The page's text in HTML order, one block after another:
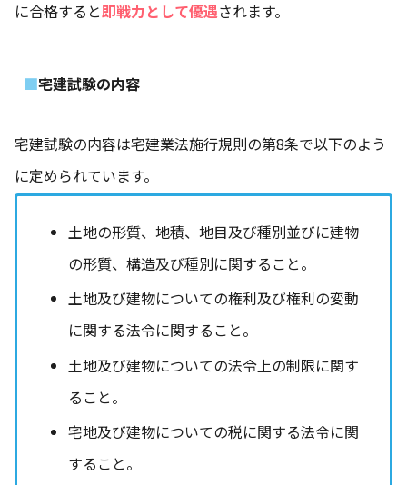
に合格すると即戦力として優遇されます。
宅建試験の内容
宅建試験の内容は宅建業法施行規則の第8条で以下のよう
に定められています。
土地の形質、地積、地目及び種別並びに建物
の形質、構造及び種別に関すること。
土地及び建物についての権利及び権利の変動
に関する法令に関すること。
土地及び建物についての法令上の制限に関す
ること。
宅地及び建物についての税に関する法令に関
すること。